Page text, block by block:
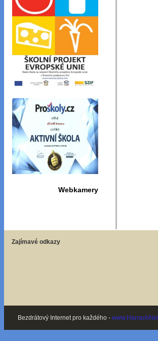
Webkamery
Zajímavé odkazy
Bezdrátový Internet pro každého -